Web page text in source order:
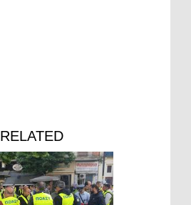
RELATED